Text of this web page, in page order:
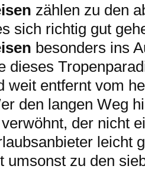
zählen zu den
sich richtig gut
besonders ins
dieses
weit entfernt vom
den langen Weg
der nicht
leicht
umsonst zu den